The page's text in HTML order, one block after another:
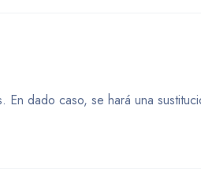
En dado caso, se hará una